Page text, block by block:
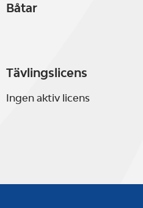
Båtar
Tävlingslicens
Ingen aktiv licens